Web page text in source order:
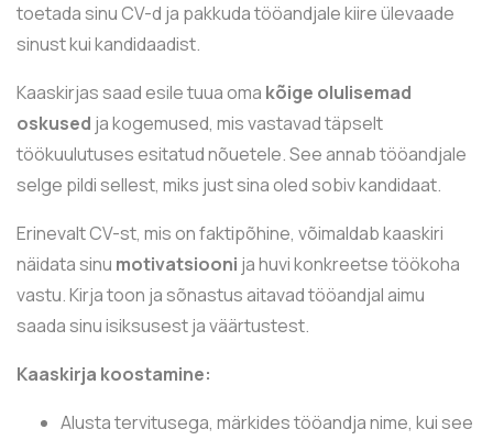
toetada sinu CV-d ja pakkuda tööandjale kiire ülevaade
sinust kui kandidaadist.
Kaaskirjas saad esile tuua oma kõige olulisemad
oskused ja kogemused, mis vastavad täpselt
töökuulutuses esitatud nõuetele. See annab tööandjale
selge pildi sellest, miks just sina oled sobiv kandidaat.
Erinevalt CV-st, mis on faktipõhine, võimaldab kaaskiri
näidata sinu motivatsiooni ja huvi konkreetse töökoha
vastu. Kirja toon ja sõnastus aitavad tööandjal aimu
saada sinu isiksusest ja väärtustest.
Kaaskirja koostamine:
Alusta tervitusega, märkides tööandja nime, kui see